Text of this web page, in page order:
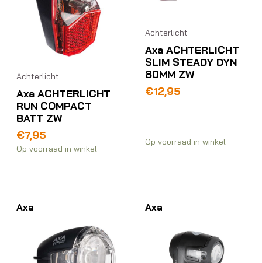
Achterlicht
Axa ACHTERLICHT
RUN COMPACT
BATT ZW
€7,95
Op voorraad in winkel
Achterlicht
Axa ACHTERLICHT
SLIM STEADY DYN
80MM ZW
€12,95
Op voorraad in winkel
Axa Axa